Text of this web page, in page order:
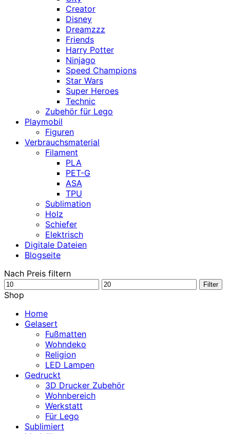
Creator
Disney
Dreamzzz
Friends
Harry Potter
Ninjago
Speed Champions
Star Wars
Super Heroes
Technic
Zubehör für Lego
Playmobil
Figuren
Verbrauchsmaterial
Filament
PLA
PET-G
ASA
TPU
Sublimation
Holz
Schiefer
Elektrisch
Digitale Dateien
Blogseite
Nach Preis filtern
Min.
Preis
Max.
Filter
Shop
Home
Gelasert
Fußmatten
Wohndeko
Religion
LED Lampen
Gedruckt
3D Drucker Zubehör
Wohnbereich
Werkstatt
Für Lego
Sublimiert